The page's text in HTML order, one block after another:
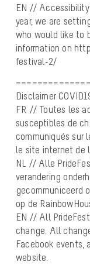
EN //
year, we are
who would like to
information on
festival-2/
Disclaimer
FR // Toutes les
susceptibles de
communiqués sur
le site internet de
NL // Alle
verandering
gecommuniceerd
op de
EN // All
change. All
Facebook events,
website.